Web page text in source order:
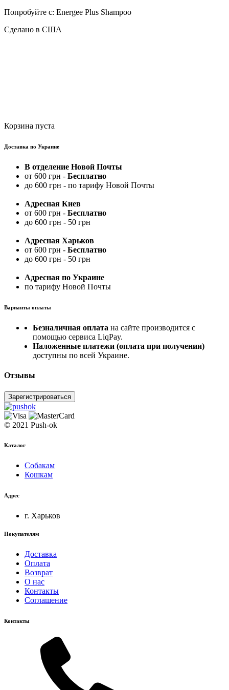
Попробуйте с: Energee Plus Shampoo
Сделано в США
Корзина пуста
Доставка по Украине
В отделение Новой Почты
от 600 грн - Бесплатно
до 600 грн - по тарифу Новой Почты
Адресная Киев
от 600 грн - Бесплатно
до 600 грн - 50 грн
Адресная Харьков
от 600 грн - Бесплатно
до 600 грн - 50 грн
Адресная по Украине
по тарифу Новой Почты
Варианты оплаты
Безналичная оплата на сайте производится с
помощью сервиса LiqPay.
Наложенные платежи (оплата при получении)
доступны по всей Украине.
Отзывы
Зарегистрироваться
© 2021 Push-ok
Каталог
Собакам
Кошкам
Адрес
г. Харьков
Покупателям
Доставка
Оплата
Возврат
О нас
Контакты
Соглашение
Контакты